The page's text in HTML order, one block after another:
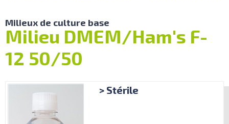
Milieux de culture base
Milieu DMEM/Ham's F-
12 50/50
> Stérile